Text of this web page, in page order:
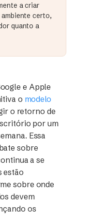
a criar
certo,
quanto a
e Apple
o modelo
o retorno de
por um
Essa
sobre
a se
estão
sobre onde
devem
os